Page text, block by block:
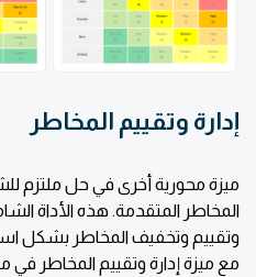
إدارة وتقييم المخاطر
ميزة محورية أخرى في حل ملتزم
المخاطر المتقدمة. هذه الأداة
وتقييم وتخفيف المخاطر بشكل
مع ميزة إدارة وتقييم المخاطر